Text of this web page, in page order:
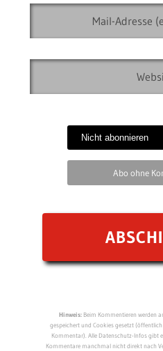
Abo ohne
Hinweis:Beim Kommentieren werden
gespeichert und Cookies gesetzt
Kommentar). Alle Datenschutz-Infos gibt
Kommentare manchmal nicht direkt nach